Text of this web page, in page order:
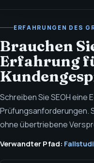
ERFAHRUNGEN DES
Brauchen
Erfahrung
Schreiben Sie SEOH eine
Prüfungsanforderungen.
ohne übertriebene
Verwandter Pfad: